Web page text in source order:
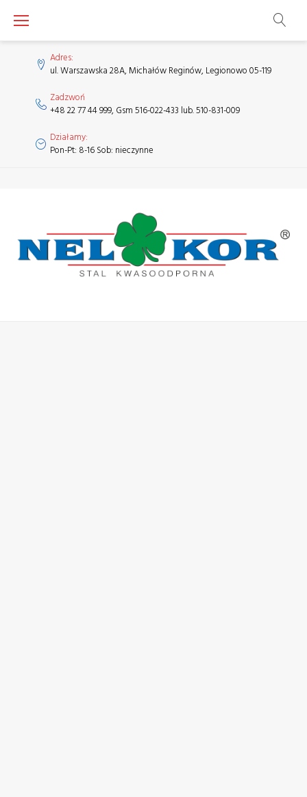
Adres:
ul. Warszawska 28A, Michałów Reginów, Legionowo 05-119
Zadzwoń
+48 22 77 44 999, Gsm 516-022-433 lub. 510-831-009
Działamy:
Pon-Pt: 8-16 Sob: nieczynne